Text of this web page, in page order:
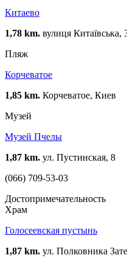
Китаево
1,78 km. вулиця
Пляж
Корчеватое
1,85 km. Корчеватое, Киев
Музей
Музей Пчелы
1,87 km. ул. Пустинская, 8
(066) 709-53-03
Достопримечательность
Храм
Голосеевская пустынь
1,87 km. ул. Полковника